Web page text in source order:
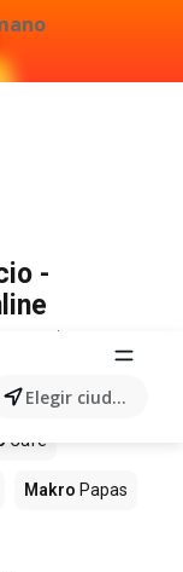
Elegir ciudad
-
este
Makro
Café
Makro Papas